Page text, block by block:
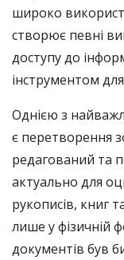
широко
створює певні
доступу до
інструментом
Однією з
є перетворення
редагований та
актуально для
рукописів, книг
лише у фізичній
документів був